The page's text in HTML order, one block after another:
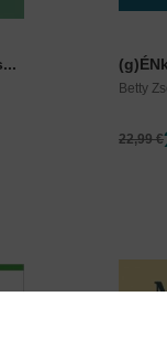
Betty
22,99 €